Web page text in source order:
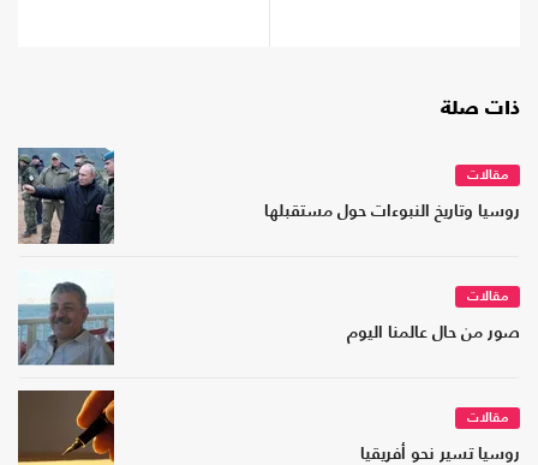
ذات صلة
مقالات
روسيا وتاريخ النبوءات حول مستقبلها
مقالات
صور من حال عالمنا اليوم
مقالات
روسيا تسير نحو أفريقيا